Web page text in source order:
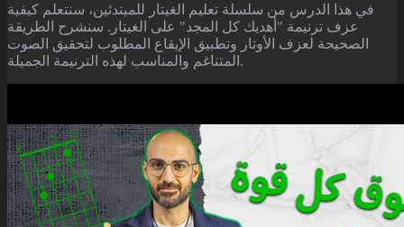
في هذا الدرس من سلسلة تعليم الغيتار للمبتدئين، سنتعلم كيفية
عزف ترنيمة "أهديك كل المجد" على الغيتار. سنشرح الطريقة
الصحيحة لعزف الأوتار وتطبيق الإيقاع المطلوب لتحقيق الصوت
المتناغم والمناسب لهذه الترنيمة الجميلة.